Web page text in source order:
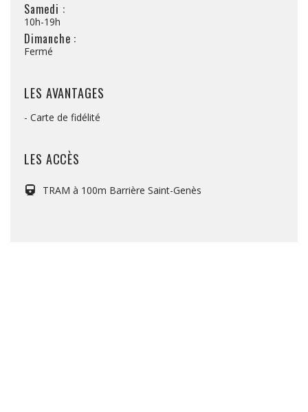
Samedi :
10h-19h
Dimanche :
Fermé
LES AVANTAGES
- Carte de fidélité
LES ACCÈS
TRAM à 100m Barrière Saint-Genès